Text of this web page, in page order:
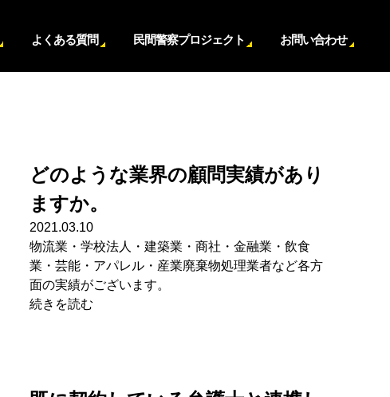
よくある質問 民間警察プロジェクト お問い合わせ
どのような業界の顧問実績があり
ますか。
2021.03.10
物流業・学校法人・建築業・商社・金融業・飲食
業・芸能・アパレル・産業廃棄物処理業者など各方
面の実績がございます。
続きを読む